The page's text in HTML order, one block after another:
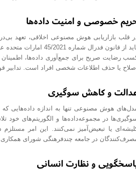
خصوصی و امنیت داده‌ها
قلب بازاریابی هوش مصنوعی اخلاقی، تعهد
باید از قانون
رضایت صریح برای جمع‌آوری داده‌ها،
اصلاح یا حذف اطلاعات شخصی افراد است. تدابیر
و کاهش سوگیری
هوش مصنوعی تنها به اندازه داده‌هایی
در مجموعه‌داده‌ها و الگوریتم‌های خود
یا تبعیض‌آمیز نمی‌کنند. این امر
در جامعه چندفرهنگی شورای
و نظارت انسانی